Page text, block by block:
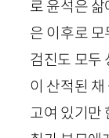
로 윤석은
은 이후로 모
검진도 모두
이 산적된 채
고여 있기만